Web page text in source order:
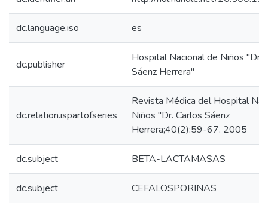
dc.language.iso es
dc.publisher
Hospital Nacional de Niños "Dr.
Sáenz Herrera"
dc.relation.ispartofseries
Revista Médica del Hospital
Niños "Dr. Carlos Sáenz
Herrera;40(2):59-67. 2005
dc.subject BETA-LACTAMASAS
dc.subject CEFALOSPORINAS